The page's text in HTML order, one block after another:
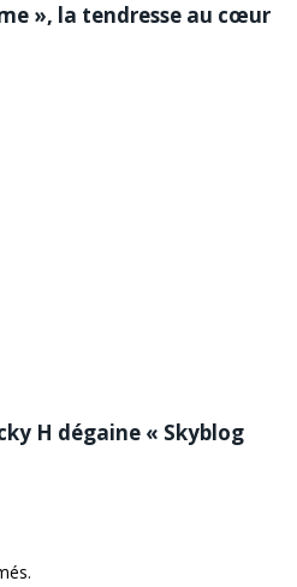
», la tendresse au cœur
H dégaine « Skyblog